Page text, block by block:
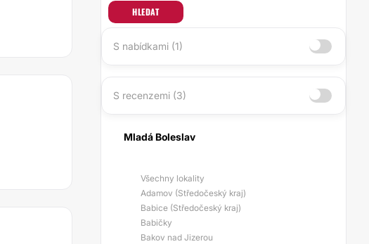
HLEDAT
S nabídkami (1)
S recenzemi (3)
Mladá Boleslav
Všechny lokality
Adamov (Středočeský kraj)
Babice (Středočeský kraj)
Babičky
Bakov nad Jizerou